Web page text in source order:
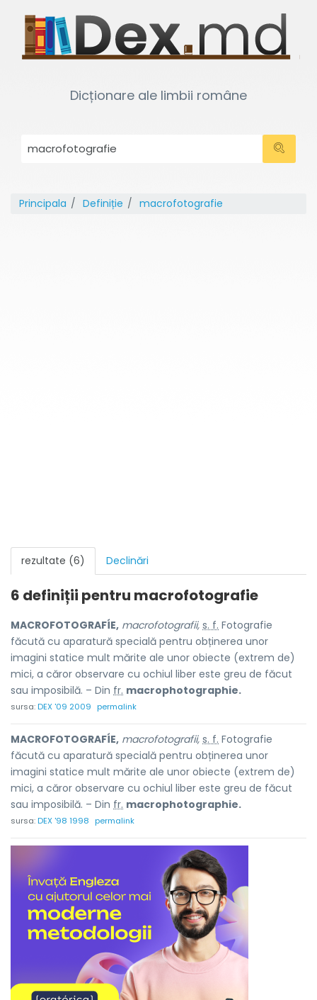
Dicționare ale limbii române
Principala Definiție macrofotografie
rezultate (6) Declinări
6 definiții pentru macrofotografie
MACROFOTOGRAFÍE, macrofotografii, s. f. Fotografie
făcută cu aparatură specială pentru obținerea unor
imagini statice mult mărite ale unor obiecte (extrem de)
mici, a căror observare cu ochiul liber este greu de făcut
sau imposibilă. – Din fr. macrophotographie.
sursa:DEX '09 2009 permalink
MACROFOTOGRAFÍE, macrofotografii, s. f. Fotografie
făcută cu aparatură specială pentru obținerea unor
imagini statice mult mărite ale unor obiecte (extrem de)
mici, a căror observare cu ochiul liber este greu de făcut
sau imposibilă. – Din fr. macrophotographie.
sursa:DEX '98 1998 permalink